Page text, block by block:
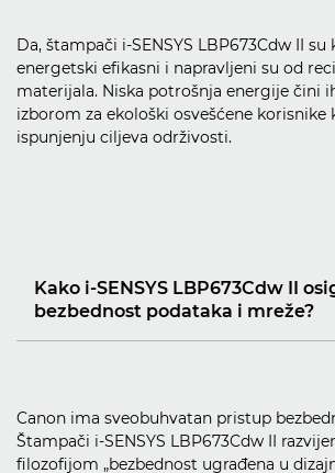
Da, štampači i-SENSYS LBP673Cdw II
energetski efikasni i napravljeni su od
materijala. Niska potrošnja energije čini
izborom za ekološki osvešćene korisnike
ispunjenju ciljeva održivosti.
Kako i-SENSYS LBP673Cdw II
bezbednost podataka i mreže?
Canon ima sveobuhvatan pristup
Štampači i-SENSYS LBP673Cdw II
filozofijom „bezbednost ugrađena u